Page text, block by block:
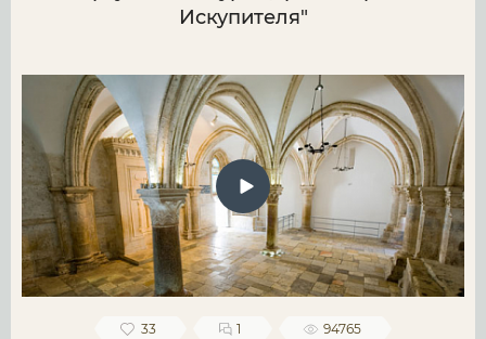
Искупителя"
33 1 94765